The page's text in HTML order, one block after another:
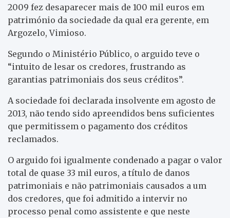
2009 fez desaparecer mais de 100 mil euros em
património da sociedade da qual era gerente, em
Argozelo, Vimioso.
Segundo o Ministério Público, o arguido teve o
“intuito de lesar os credores, frustrando as
garantias patrimoniais dos seus créditos”.
A sociedade foi declarada insolvente em agosto de
2013, não tendo sido apreendidos bens suficientes
que permitissem o pagamento dos créditos
reclamados.
O arguido foi igualmente condenado a pagar o valor
total de quase 33 mil euros, a título de danos
patrimoniais e não patrimoniais causados a um
dos credores, que foi admitido a intervir no
processo penal como assistente e que neste